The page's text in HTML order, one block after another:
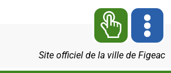
Site officiel de la ville de Figeac